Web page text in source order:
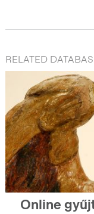
RELATED
Online